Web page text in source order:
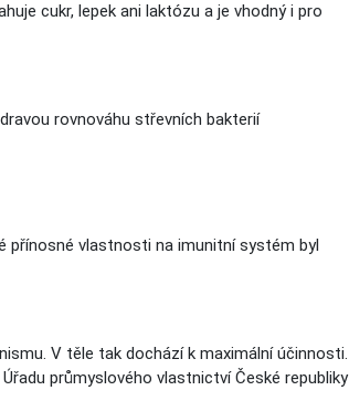
cukr, lepek ani laktózu a je vhodný i pro
rovnováhu střevních bakterií
přínosné vlastnosti na imunitní systém byl
V těle tak dochází k maximální účinnosti.
průmyslového vlastnictví České republiky